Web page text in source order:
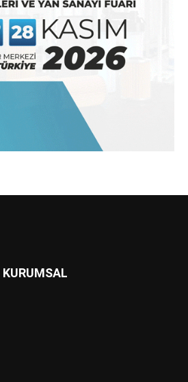
KURUMSAL